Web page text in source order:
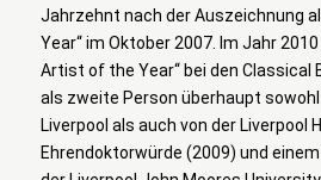
Jahrzehnt nach der Auszeichnung
Year“ im Oktober 2007. Im Jahr
Artist of the Year“ bei den Classical
als zweite Person überhaupt
Liverpool als auch von der Liverpool
Ehrendoktorwürde (2009) und einem